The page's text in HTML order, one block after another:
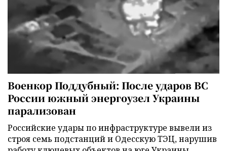
Военкор Поддубный: После ударов ВС
России южный энергоузел Украины
парализован
Российские удары по инфраструктуре вывели из
строя семь подстанций и Одесскую ТЭЦ, нарушив